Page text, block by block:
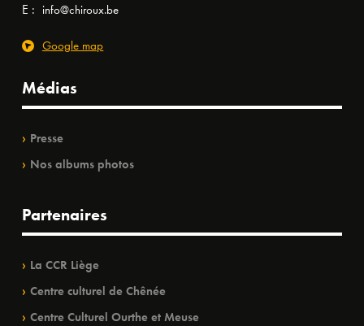
E : info@chiroux.be
Google map
Médias
Presse
Nos albums photos
Partenaires
La CCR Liège
Centre culturel de Chênée
Centre Culturel Ourthe et Meuse